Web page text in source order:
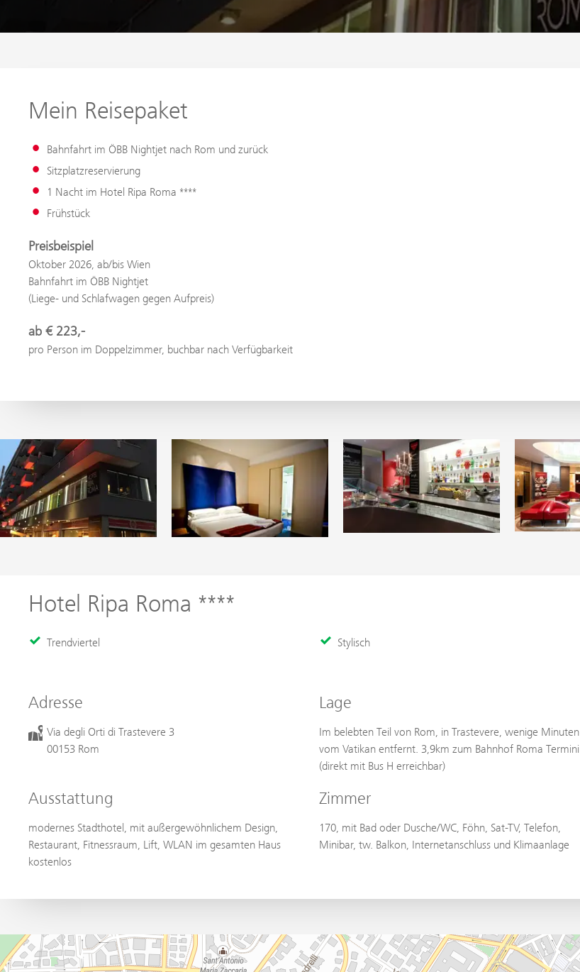
Mein Reisepaket
Bahnfahrt im ÖBB Nightjet nach Rom und zurück
Sitzplatzreservierung
1 Nacht im Hotel Ripa Roma ****
Frühstück
Preisbeispiel
Oktober 2026, ab/bis Wien
Bahnfahrt im ÖBB Nightjet
(Liege- und Schlafwagen gegen Aufpreis)
ab € 223,-
pro Person im Doppelzimmer, buchbar nach Verfügbarkeit
Hotel Ripa Roma ****
Trendviertel Stylisch
Adresse
Via degli Orti di Trastevere 3
00153 Rom
Lage
Im belebten Teil von Rom, in Trastevere, wenige Minuten
vom Vatikan entfernt. 3,9km zum Bahnhof Roma Termini
(direkt mit Bus H erreichbar)
Ausstattung
modernes Stadthotel, mit außergewöhnlichem Design,
Restaurant, Fitnessraum, Lift, WLAN im gesamten Haus
kostenlos
Zimmer
170, mit Bad oder Dusche/WC, Föhn, Sat-TV, Telefon,
Minibar, tw. Balkon, Internetanschluss und Klimaanlage